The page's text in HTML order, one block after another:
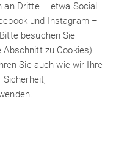
an Dritte – etwa Social
und Instagram –
besuchen Sie
Abschnitt zu Cookies)
Sie auch wie wir Ihre